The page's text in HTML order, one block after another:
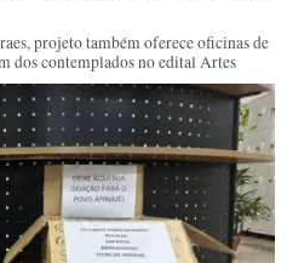
projeto também oferece oficinas de
dos contemplados no edital Artes